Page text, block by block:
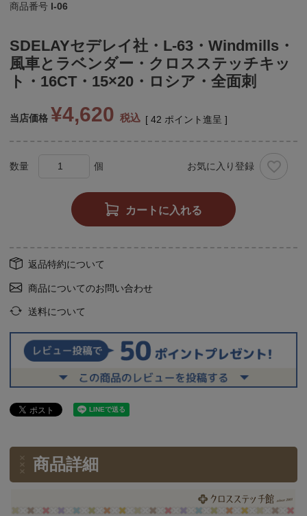
商品番号 l-06
SDELAYセデレイ社・L-63・Windmills・
風車とラベンダー・クロスステッチキッ
ト・16CT・15×20・ロシア・全面刺
当店価格 ¥4,620 税込 [ 42 ポイント進呈 ]
お気に入り登録
カートに入れる
返品特約について
商品についてのお問い合わせ
送料について
商品詳細